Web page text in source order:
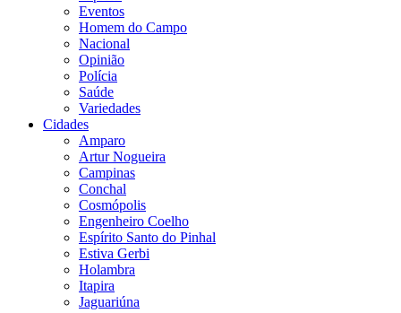
Eventos
Homem do Campo
Nacional
Opinião
Polícia
Saúde
Variedades
Cidades
Amparo
Artur Nogueira
Campinas
Conchal
Cosmópolis
Engenheiro Coelho
Espírito Santo do Pinhal
Estiva Gerbi
Holambra
Itapira
Jaguariúna